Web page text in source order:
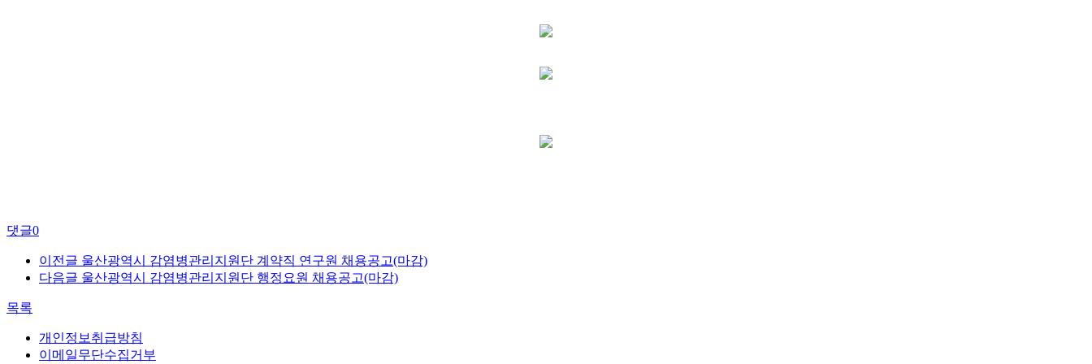
댓글0
이전글 울산광역시 감염병관리지원단 계약직 연구원 채용공고(마감)
다음글 울산광역시 감염병관리지원단 행정요원 채용공고(마감)
목록
개인정보취급방침
이메일무단수집거부